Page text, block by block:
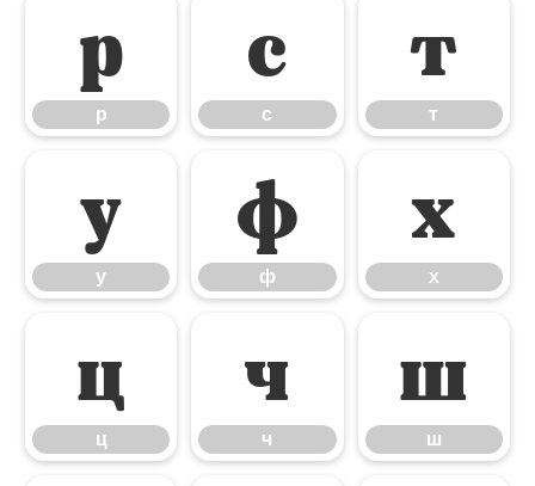
р
р
с
с
т
т
у
у
ф
ф
х
х
ц
ц
ч
ч
ш
ш